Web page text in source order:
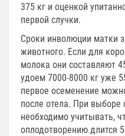
375 кг и оценкой
первой случки.
Сроки инволюции матки
животного. Если для
молока они составляют
удоем 7000-8000 кг уже
первое осеменение
после отела. При выборе
необходимо учитывать,
оплодотворению длится